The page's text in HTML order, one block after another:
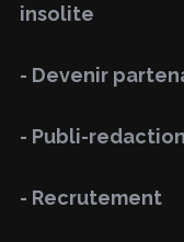
o
:
insolite
- Devenir
- Publi-
- Recrutement